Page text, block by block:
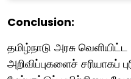
Conclusion:
தமிழ்நாடு அரசு
அறிவிப்புகளைச் சரியாகப்